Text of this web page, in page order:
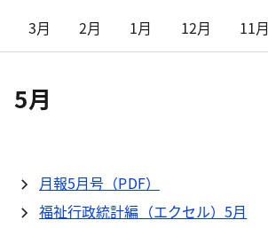
3月 2月 1月 12月 11月
5月
月報5月号（PDF）
福祉行政統計編（エクセル）5月